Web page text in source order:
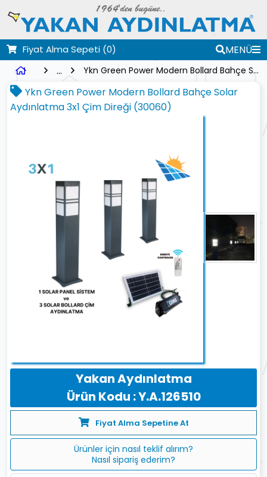
Fiyat Alma Sepeti (0)
MENÜ
...
Ykn Green Power Modern Bollard Bahçe Solar Aydınlatma 3x1 Çim Direği (30060)
Ykn Green Power Modern Bollard Bahçe Solar
Aydınlatma 3x1 Çim Direği (30060)
Yakan Aydınlatma
Ürün Kodu : Y.A.126510
Fiyat Alma Sepetine At
Ürünler için nasıl teklif alırım?
Nasıl sipariş ederim?